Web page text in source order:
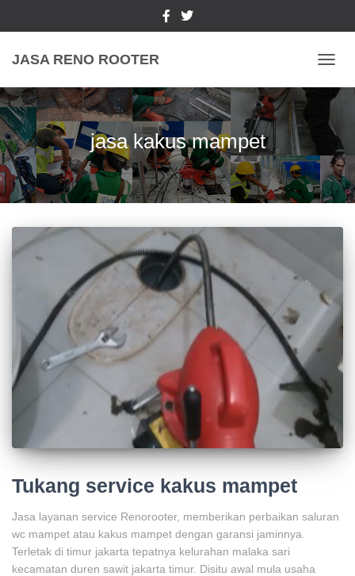
JASA RENO ROOTER
jasa kakus mampet
Tukang service kakus mampet
Jasa layanan service Renorooter, memberikan perbaikan saluran
wc mampet atau kakus mampet dengan garansi jaminnya.
Terletak di timur jakarta tepatnya kelurahan malaka sari
kecamatan duren sawit jakarta timur. Disitu awal mula usaha